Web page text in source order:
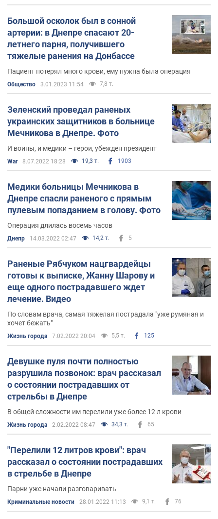
Большой осколок был в сонной
артерии: в Днепре спасают 20-
летнего парня, получившего
тяжелые ранения на Донбассе
Пациент потерял много крови, ему нужна была операция
Общество 3.01.2023 11:54 7,8 т.
Зеленский проведал раненых
украинских защитников в больнице
Мечникова в Днепре. Фото
И воины, и медики – герои, убежден президент
War 8.07.2022 18:28 19,3 т. 1903
Медики больницы Мечникова в
Днепре спасли раненого с прямым
пулевым попаданием в голову. Фото
Операция длилась восемь часов
Днепр 14.03.2022 02:47 14,2 т. 5
Раненые Рябчуком нацгвардейцы
готовы к выписке, Жанну Шарову и
еще одного пострадавшего ждет
лечение. Видео
По словам врача, самая тяжелая пострадала "уже румяная и
хочет бежать"
Жизнь города 7.02.2022 20:04 5,5 т. 125
Девушке пуля почти полностью
разрушила позвонок: врач рассказал
о состоянии пострадавших от
стрельбы в Днепре
В общей сложности им перелили уже более 12 л крови
Жизнь города 2.02.2022 08:47 34,3 т. 65
"Перелили 12 литров крови": врач
рассказал о состоянии пострадавших
в стрельбе в Днепре
Парни уже начали разговаривать
Криминальные новости 28.01.2022 11:13 9,1 т. 76